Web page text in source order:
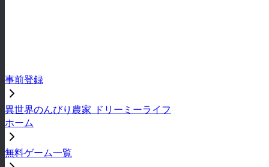
事前登録
異世界のんびり農家 ドリーミーライフ
ホーム
無料ゲーム一覧